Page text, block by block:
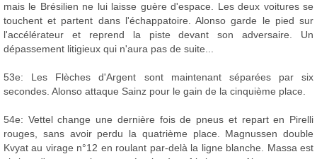
mais le Brésilien ne lui laisse guère d'espace. Les deux voitures se
touchent et partent dans l'échappatoire. Alonso garde le pied sur
l'accélérateur et reprend la piste devant son adversaire. Un
dépassement litigieux qui n'aura pas de suite...
53e: Les Flèches d'Argent sont maintenant séparées par six
secondes. Alonso attaque Sainz pour le gain de la cinquième place.
54e: Vettel change une dernière fois de pneus et repart en Pirelli
rouges, sans avoir perdu la quatrième place. Magnussen double
Kvyat au virage n°12 en roulant par-delà la ligne blanche. Massa est